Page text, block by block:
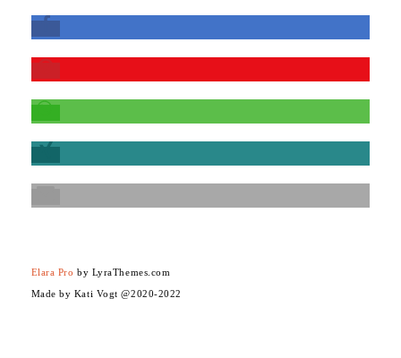
Elara Pro by LyraThemes.com
Made by Kati Vogt @2020-2022